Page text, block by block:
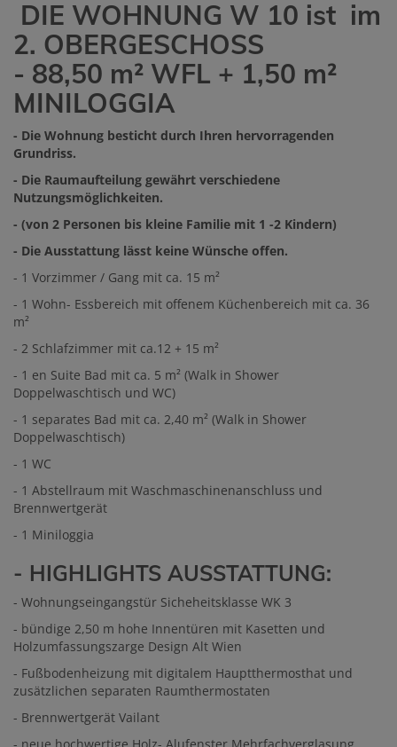
DIE WOHNUNG W 10 ist im
2. OBERGESCHOSS
- 88,50 m² WFL + 1,50 m²
MINILOGGIA
- Die Wohnung besticht durch Ihren hervorragenden
Grundriss.
- Die Raumaufteilung gewährt verschiedene
Nutzungsmöglichkeiten.
- (von 2 Personen bis kleine Familie mit 1 -2 Kindern)
- Die Ausstattung lässt keine Wünsche offen.
- 1 Vorzimmer / Gang mit ca. 15 m²
- 1 Wohn- Essbereich mit offenem Küchenbereich mit ca. 36
m²
- 2 Schlafzimmer mit ca.12 + 15 m²
- 1 en Suite Bad mit ca. 5 m² (Walk in Shower
Doppelwaschtisch und WC)
- 1 separates Bad mit ca. 2,40 m² (Walk in Shower
Doppelwaschtisch)
- 1 WC
- 1 Abstellraum mit Waschmaschinenanschluss und
Brennwertgerät
- 1 Miniloggia
- HIGHLIGHTS AUSSTATTUNG:
- Wohnungseingangstür Sicheheitsklasse WK 3
- bündige 2,50 m hohe Innentüren mit Kasetten und
Holzumfassungszarge Design Alt Wien
- Fußbodenheizung mit digitalem Hauptthermosthat und
zusätzlichen separaten Raumthermostaten
- Brennwertgerät Vailant